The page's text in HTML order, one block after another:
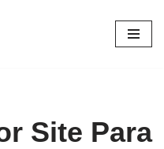
Site Para